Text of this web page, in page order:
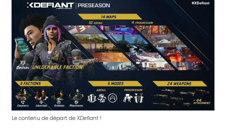
Le contenu de départ deXDefiant !